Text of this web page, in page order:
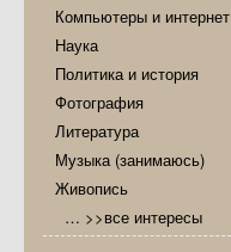
Компьютеры и интернет
Наука
Политика и история
Фотография
Литература
Музыка (занимаюсь)
Живопись
… >>все интересы